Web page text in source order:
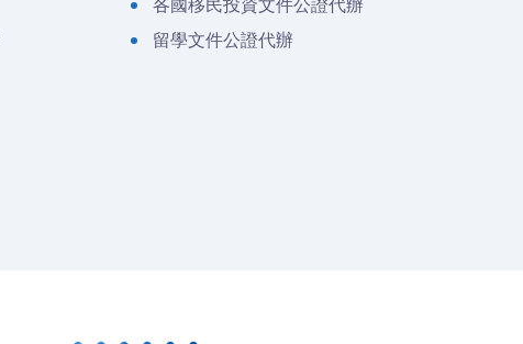
留學文件公證代辦